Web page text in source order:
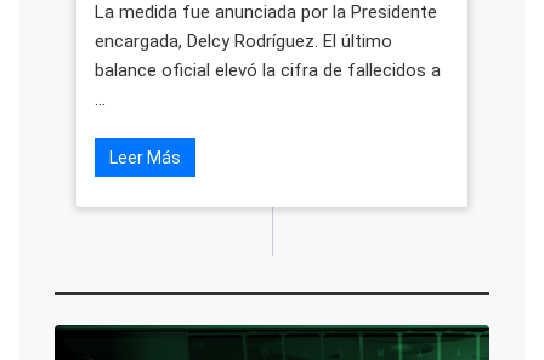
La medida fue anunciada por la Presidente
encargada, Delcy Rodríguez. El último
balance oficial elevó la cifra de fallecidos a
...
Leer Más